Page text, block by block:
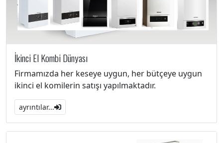
İkinci El Kombi Dünyası
Firmamızda her keseye uygun, her bütçeye uygun
ikinci el komilerin satışı yapılmaktadır.
ayrıntılar...